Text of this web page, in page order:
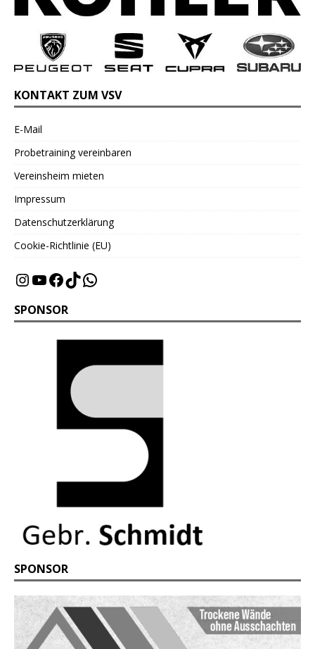
KONTAKT ZUM VSV
E-Mail
Probetraining vereinbaren
Vereinsheim mieten
Impressum
Datenschutzerklärung
Cookie-Richtlinie (EU)
SPONSOR
SPONSOR